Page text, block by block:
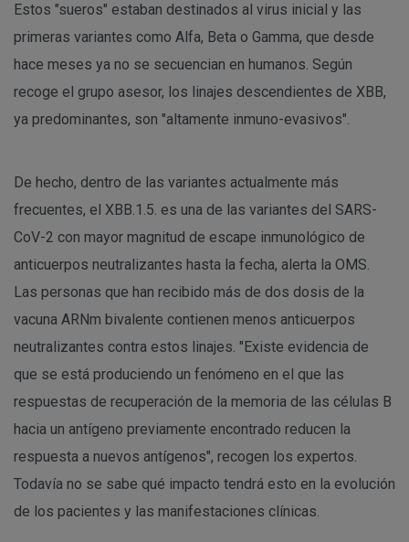
Estos "sueros" estaban destinados al virus inicial y las
primeras variantes como Alfa, Beta o Gamma, que desde
hace meses ya no se secuencian en humanos. Según
recoge el grupo asesor, los linajes descendientes de XBB,
ya predominantes, son "altamente inmuno-evasivos".
De hecho, dentro de las variantes actualmente más
frecuentes, el XBB.1.5. es una de las variantes del SARS-
CoV-2 con mayor magnitud de escape inmunológico de
anticuerpos neutralizantes hasta la fecha, alerta la OMS.
Las personas que han recibido más de dos dosis de la
vacuna ARNm bivalente contienen menos anticuerpos
neutralizantes contra estos linajes. "Existe evidencia de
que se está produciendo un fenómeno en el que las
respuestas de recuperación de la memoria de las células B
hacia un antígeno previamente encontrado reducen la
respuesta a nuevos antígenos", recogen los expertos.
Todavía no se sabe qué impacto tendrá esto en la evolución
de los pacientes y las manifestaciones clínicas.